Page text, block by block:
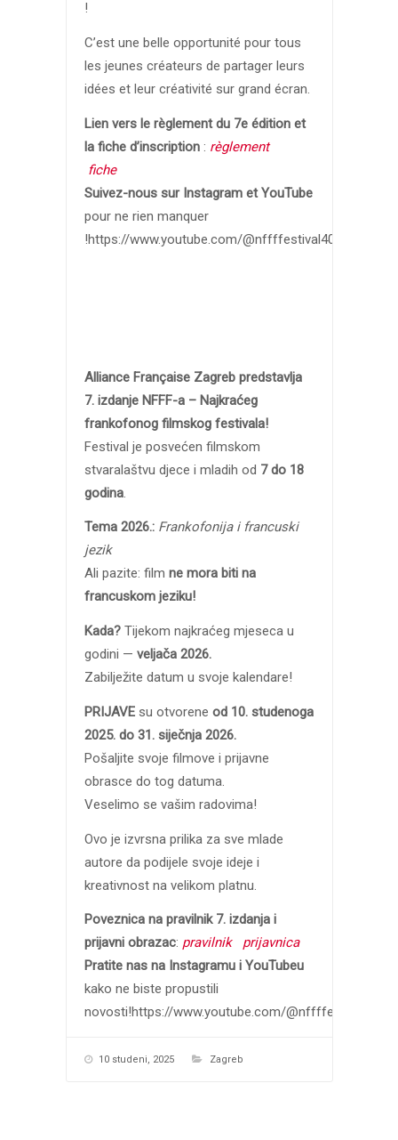
!
C’est une belle opportunité pour tous
les jeunes créateurs de partager leurs
idées et leur créativité sur grand écran.
Lien vers le règlement du 7e édition et
la fiche d’inscription: règlement
fiche
Suivez-nous sur Instagram et YouTube
pour ne rien manquer
!https://www.youtube.com/@nffffestival4096
Alliance Française Zagreb predstavlja
7. izdanje NFFF-a – Najkraćeg
frankofonog filmskog festivala!
Festival je posvećen filmskom
stvaralaštvu djece i mladih od 7 do 18
godina.
Tema 2026.: Frankofonija i francuski
jezik
Ali pazite: film ne mora biti na
francuskom jeziku!
Kada?Tijekom najkraćeg mjeseca u
godini — veljača 2026.
Zabilježite datum u svoje kalendare!
PRIJAVEsu otvorene od 10. studenoga
2025. do 31. siječnja 2026.
Pošaljite svoje filmove i prijavne
obrasce do tog datuma.
Veselimo se vašim radovima!
Ovo je izvrsna prilika za sve mlade
autore da podijele svoje ideje i
kreativnost na velikom platnu.
Poveznica na pravilnik 7. izdanja i
prijavni obrazac: pravilnik
prijavnica
Pratite nas na Instagramu i YouTubeu
kako ne biste propustili
novosti!https://www.youtube.com/@nffffestival4096
10 studeni, 2025 Zagreb